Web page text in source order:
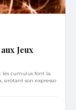
Jeux
les cumulus font la
sirotant son expresso